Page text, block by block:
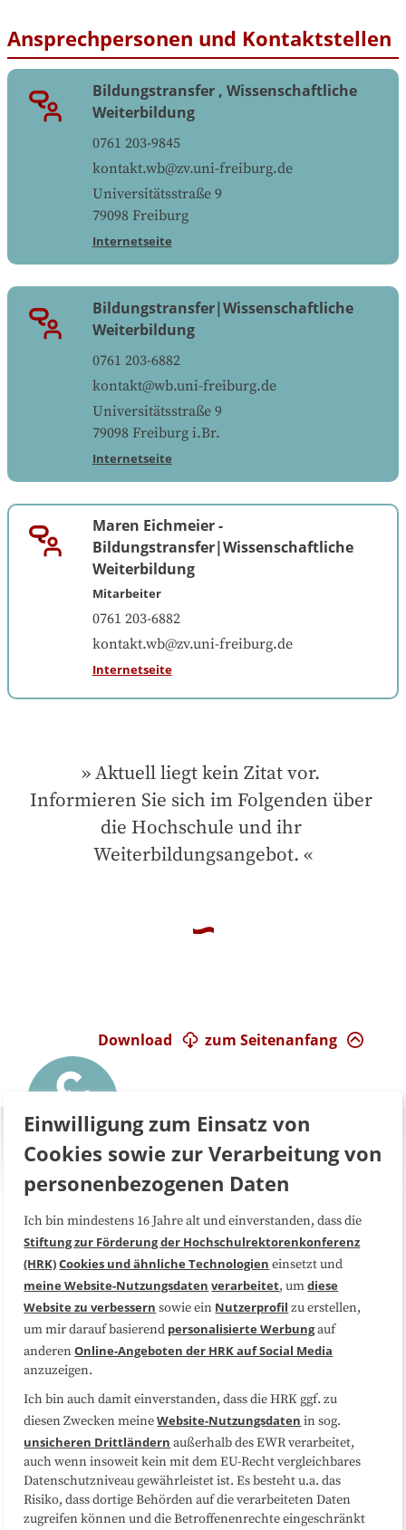
Ansprechpersonen und Kontaktstellen
Bildungstransfer , Wissenschaftliche
Weiterbildung
0761 203-9845
kontakt.wb@zv.uni-freiburg.de
Universitätsstraße 9
79098 Freiburg
Internetseite
Bildungstransfer|Wissenschaftliche
Weiterbildung
0761 203-6882
kontakt@wb.uni-freiburg.de
Universitätsstraße 9
79098 Freiburg i.Br.
Internetseite
Maren Eichmeier -
Bildungstransfer|Wissenschaftliche
Weiterbildung
Mitarbeiter
0761 203-6882
kontakt.wb@zv.uni-freiburg.de
Internetseite
Aktuell liegt kein Zitat vor.
Informieren Sie sich im Folgenden über
die Hochschule und ihr
Weiterbildungsangebot.
zum Seitenanfang
Download
Über uns FAQ
Medienarbeit Kooperationen
Datenschutzerklärung Impressum
Sitemap
Folgen Sie uns
Einwilligung zum Einsatz von
Cookies sowie zur Verarbeitung von
personenbezogenen Daten
Ich bin mindestens 16 Jahre alt und einverstanden, dass die
Stiftung zur Förderung der Hochschulrektorenkonferenz
(HRK)Cookies und ähnliche Technologien einsetzt und
meine Website-Nutzungsdaten verarbeitet, umdiese
Website zu verbessern sowie ein Nutzerprofil zu erstellen,
um mir darauf basierend personalisierte Werbungauf
anderenOnline-Angeboten der HRK auf Social Media
anzuzeigen.
Ich bin auch damit einverstanden, dass die HRK ggf. zu
diesen Zwecken meineWebsite-Nutzungsdaten in sog.
unsicheren Drittländern außerhalb des EWR verarbeitet,
auch wenn insoweit kein mit dem EU-Recht vergleichbares
Datenschutzniveau gewährleistet ist. Es besteht u.a. das
Risiko, dass dortige Behörden auf die verarbeiteten Daten
zugreifen können und die Betroffenenrechte eingeschränkt